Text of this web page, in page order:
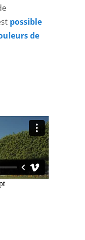
possible
de